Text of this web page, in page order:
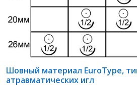
Шовный материал EuroType,
атравматических игл